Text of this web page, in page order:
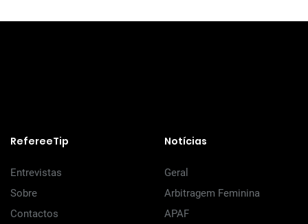
RefereeTip
Entrevistas
Sobre
Contactos
Notícias
Geral
Arbitragem Feminina
APAF